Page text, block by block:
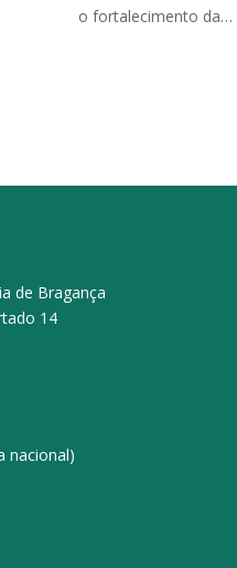
o fortalecimento da…
de Bragança
14
nacional)